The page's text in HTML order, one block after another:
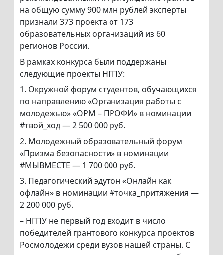
на общую сумму 900 млн рублей эксперты
признали 373 проекта от 173
образовательных организаций из 60
регионов России.
В рамках конкурса были поддержаны
следующие проекты НГПУ:
1. Окружной форум студентов, обучающихся
по направлению «Организация работы с
молодежью» «ОРМ – ПРОФИ» в номинации
#твой_ход — 2 500 000 руб.
2. Молодежный образовательный форум
«Призма безопасности» в номинации
#МЫВМЕСТЕ — 1 700 000 руб.
3. Педагогический эдутон «Онлайн как
офлайн» в номинации #точка_притяжения —
2 200 000 руб.
– НГПУ не первый год входит в число
победителей грантового конкурса проектов
Росмолодежи среди вузов нашей страны. С